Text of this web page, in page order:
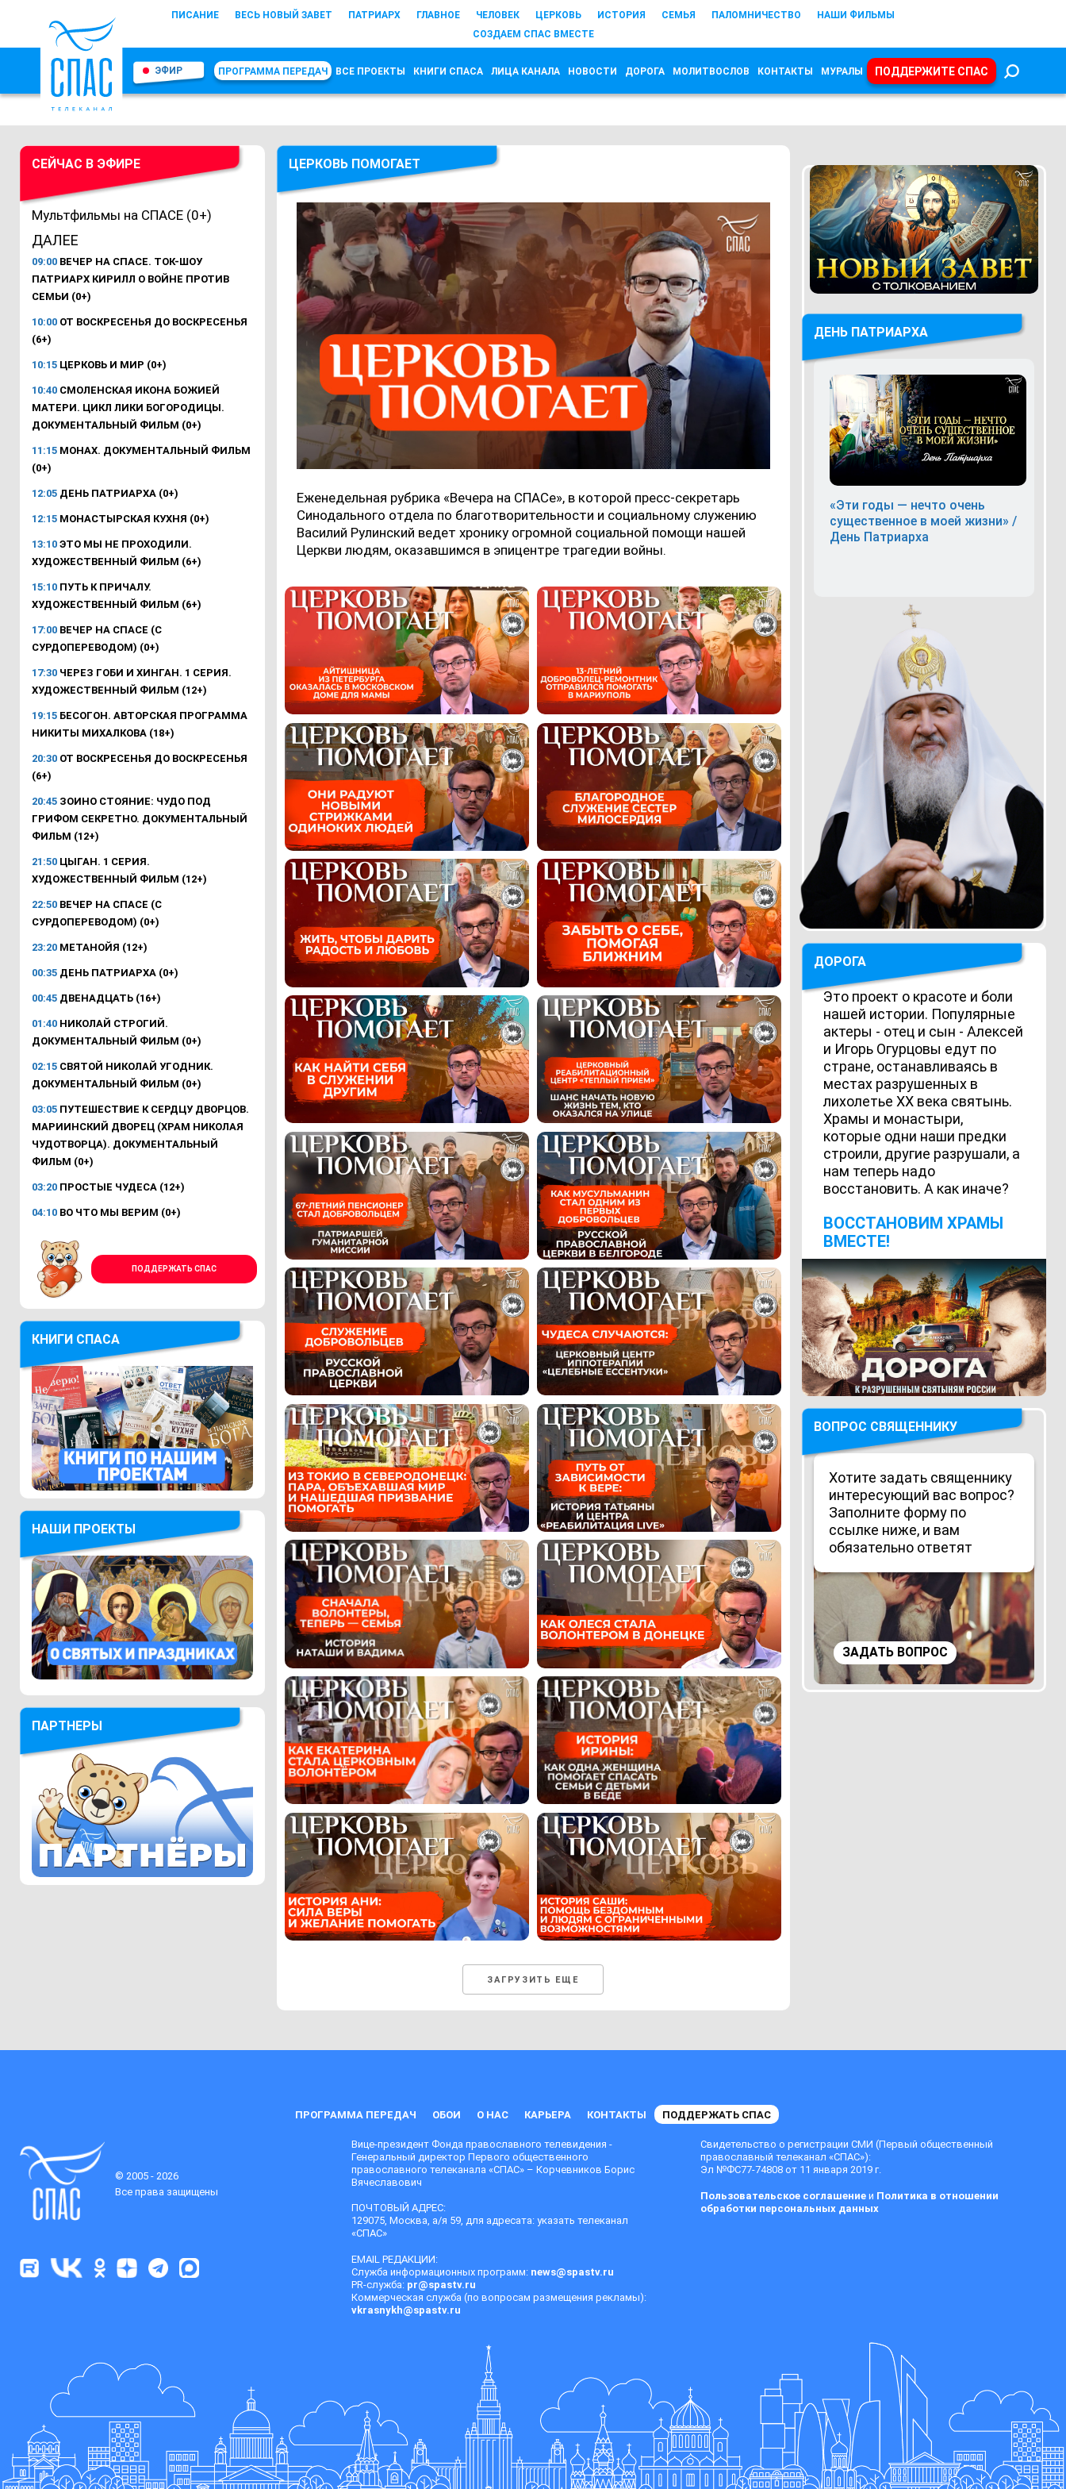
ПИСАНИЕ ВЕСЬ НОВЫЙ ЗАВЕТ ПАТРИАРХ ГЛАВНОЕ ЧЕЛОВЕК ЦЕРКОВЬ ИСТОРИЯ СЕМЬЯ ПАЛОМНИЧЕСТВО
НАШИ ФИЛЬМЫ
СОЗДАЕМ СПАС ВМЕСТЕ
ЭФИР ПРОГРАММА ПЕРЕДАЧ ВСЕ ПРОЕКТЫ КНИГИ СПАСА ЛИЦА КАНАЛА НОВОСТИ ДОРОГА МОЛИТВОСЛОВ КОНТАКТЫ МУРАЛЫ ПОДДЕРЖИТЕ СПАС
СЕЙЧАС В ЭФИРЕ
Мультфильмы на СПАСЕ (0+)
ДАЛЕЕ
09:00 ВЕЧЕР НА СПАСЕ. ТОК-ШОУ
ПАТРИАРХ КИРИЛЛ О ВОЙНЕ ПРОТИВ
СЕМЬИ (0+)
10:00 ОТ ВОСКРЕСЕНЬЯ ДО ВОСКРЕСЕНЬЯ
(6+)
10:15 ЦЕРКОВЬ И МИР (0+)
10:40 СМОЛЕНСКАЯ ИКОНА БОЖИЕЙ
МАТЕРИ. ЦИКЛ ЛИКИ БОГОРОДИЦЫ.
ДОКУМЕНТАЛЬНЫЙ ФИЛЬМ (0+)
11:15 МОНАХ. ДОКУМЕНТАЛЬНЫЙ ФИЛЬМ
(0+)
12:05 ДЕНЬ ПАТРИАРХА (0+)
12:15 МОНАСТЫРСКАЯ КУХНЯ (0+)
13:10 ЭТО МЫ НЕ ПРОХОДИЛИ.
ХУДОЖЕСТВЕННЫЙ ФИЛЬМ (6+)
15:10 ПУТЬ К ПРИЧАЛУ.
ХУДОЖЕСТВЕННЫЙ ФИЛЬМ (6+)
17:00 ВЕЧЕР НА СПАСЕ (С
СУРДОПЕРЕВОДОМ) (0+)
17:30 ЧЕРЕЗ ГОБИ И ХИНГАН. 1 СЕРИЯ.
ХУДОЖЕСТВЕННЫЙ ФИЛЬМ (12+)
19:15 БЕСОГОН. АВТОРСКАЯ ПРОГРАММА
НИКИТЫ МИХАЛКОВА (18+)
20:30 ОТ ВОСКРЕСЕНЬЯ ДО ВОСКРЕСЕНЬЯ
(6+)
20:45 ЗОИНО СТОЯНИЕ: ЧУДО ПОД
ГРИФОМ СЕКРЕТНО. ДОКУМЕНТАЛЬНЫЙ
ФИЛЬМ (12+)
21:50 ЦЫГАН. 1 СЕРИЯ.
ХУДОЖЕСТВЕННЫЙ ФИЛЬМ (12+)
22:50 ВЕЧЕР НА СПАСЕ (С
СУРДОПЕРЕВОДОМ) (0+)
23:20 МЕТАНОЙЯ (12+)
00:35 ДЕНЬ ПАТРИАРХА (0+)
00:45 ДВЕНАДЦАТЬ (16+)
01:40 НИКОЛАЙ СТРОГИЙ.
ДОКУМЕНТАЛЬНЫЙ ФИЛЬМ (0+)
02:15 СВЯТОЙ НИКОЛАЙ УГОДНИК.
ДОКУМЕНТАЛЬНЫЙ ФИЛЬМ (0+)
03:05 ПУТЕШЕСТВИЕ К СЕРДЦУ ДВОРЦОВ.
МАРИИНСКИЙ ДВОРЕЦ (ХРАМ НИКОЛАЯ
ЧУДОТВОРЦА). ДОКУМЕНТАЛЬНЫЙ
ФИЛЬМ (0+)
03:20 ПРОСТЫЕ ЧУДЕСА (12+)
04:10 ВО ЧТО МЫ ВЕРИМ (0+)
ПОДДЕРЖАТЬ СПАС
КНИГИ СПАСА
НАШИ ПРОЕКТЫ
ПАРТНЕРЫ
ЦЕРКОВЬ ПОМОГАЕТ
Еженедельная рубрика «Вечера на СПАСе», в которой пресс-секретарь
Синодального отдела по благотворительности и социальному служению
Василий Рулинский ведет хронику огромной социальной помощи нашей
Церкви людям, оказавшимся в эпицентре трагедии войны.
ЗАГРУЗИТЬ ЕЩЕ
ДЕНЬ ПАТРИАРХА
«Эти годы — нечто очень
существенное в моей жизни» /
День Патриарха
ДОРОГА
Это проект о красоте и боли
нашей истории. Популярные
актеры - отец и сын - Алексей
и Игорь Огурцовы едут по
стране, останавливаясь в
местах разрушенных в
лихолетье ХХ века святынь.
Храмы и монастыри,
которые одни наши предки
строили, другие разрушали, а
нам теперь надо
восстановить. А как иначе?
ВОCСТАНОВИМ ХРАМЫ
ВМЕСТЕ!
ВОПРОС СВЯЩЕННИКУ
Хотите задать священнику
интересующий вас вопрос?
Заполните форму по
ссылке ниже, и вам
обязательно ответят
ЗАДАТЬ ВОПРОС
ПРОГРАММА ПЕРЕДАЧ ОБОИ О НАС КАРЬЕРА КОНТАКТЫ ПОДДЕРЖАТЬ СПАС
© 2005 - 2026
Все права защищены
Вице-президент Фонда православного телевидения -
Генеральный директор Первого общественного
православного телеканала «СПАС» – Корчевников Борис
Вячеславович
ПОЧТОВЫЙ АДРЕС:
129075, Москва, а/я 59, для адресата: указать телеканал
«СПАС»
EMAIL РЕДАКЦИИ:
Служба информационных программ: news@spastv.ru
PR-служба: pr@spastv.ru
Коммерческая служба (по вопросам размещения рекламы):
vkrasnykh@spastv.ru
Свидетельство о регистрации СМИ (Первый общественный
православный телеканал «СПАС»):
Эл №ФС77-74808 от 11 января 2019 г.
Пользовательское соглашениеи Политика в отношении
обработки персональных данных